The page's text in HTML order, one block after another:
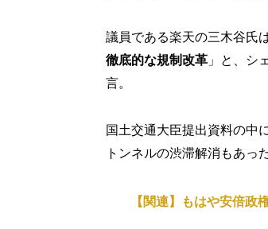
議員である楽天の三木谷氏
徹底的な規制改革 」と、シ
言。
国土交通大臣提出資料の中
トンネルの渋滞解消もあった
【関連】もはや安倍政